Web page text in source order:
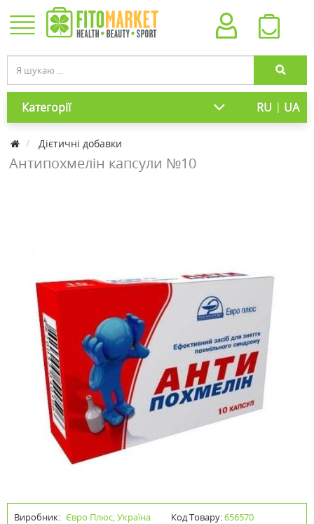
Категорії RU | UA
Дієтичні добавки
Антипохмелін капсули №10
Виробник: Євро Плюс, Україна Код Товару:656570